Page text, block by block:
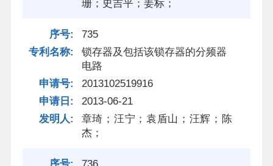
珊；史吉平；姜标；
735
锁存器及包括该锁存器的分频器
电路
2013102519916
2013-06-21
章琦；汪宁；袁盾山；汪辉；陈
杰；